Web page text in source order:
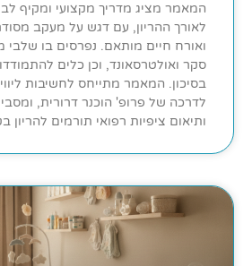
המאמר מציג מדריך מקצועי ומקיף
לאורך ההריון, עם דגש על מעקב
ואורח חיים מותאם. נפרסים בו שלבי
סקר ואולטרסאונד, וכן כלים
בסיכון. המאמר מתייחס לחשיבות
לדרכה של פרופ' הוכנר דרורית,
ותיאום ציפיות רפואי תורמים להריון